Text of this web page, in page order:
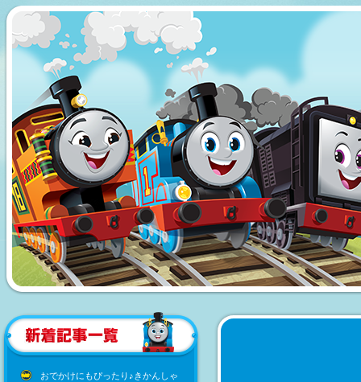
おでかけにもぴったり♪きかんしゃ